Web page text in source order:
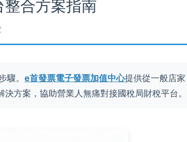
合方案指南
驟。e首發票電子發票加值中心提供從一般店家
方案，協助營業人無痛對接國稅局財稅平台。